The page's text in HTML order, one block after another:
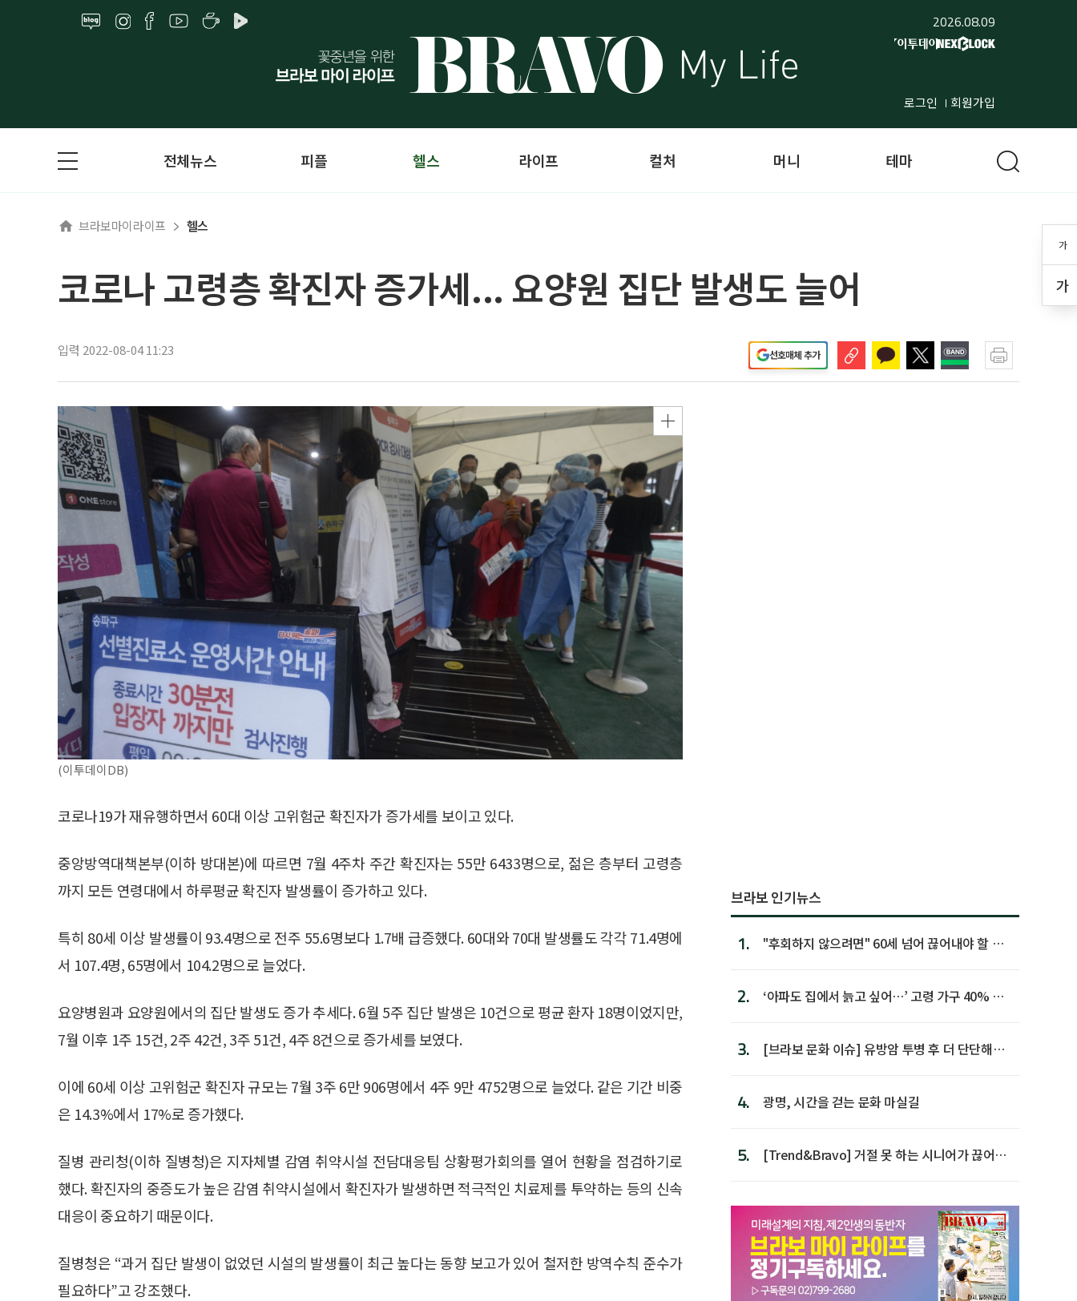
2026.08.09
로그인 회원가입
가
가
전체뉴스 피플 헬스 라이프 컬처 머니 테마
브라보마이라이프 헬스
코로나 고령층 확진자 증가세... 요양원 집단 발생도 늘어
입력 2022-08-04 11:23 선호매체 추가
(이투데이DB)
코로나19가 재유행하면서 60대 이상 고위험군 확진자가 증가세를 보이고 있다.
중앙방역대책본부(이하 방대본)에 따르면 7월 4주차 주간 확진자는 55만 6433명으로, 젊은 층부터 고령층
까지 모든 연령대에서 하루평균 확진자 발생률이 증가하고 있다.
특히 80세 이상 발생률이 93.4명으로 전주 55.6명보다 1.7배 급증했다. 60대와 70대 발생률도 각각 71.4명에
서 107.4명, 65명에서 104.2명으로 늘었다.
요양병원과 요양원에서의 집단 발생도 증가 추세다. 6월 5주 집단 발생은 10건으로 평균 환자 18명이었지만,
7월 이후 1주 15건, 2주 42건, 3주 51건, 4주 8건으로 증가세를 보였다.
이에 60세 이상 고위험군 확진자 규모는 7월 3주 6만 906명에서 4주 9만 4752명으로 늘었다. 같은 기간 비중
은 14.3%에서 17%로 증가했다.
질병 관리청(이하 질병청)은 지자체별 감염 취약시설 전담대응팀 상황평가회의를 열어 현황을 점검하기로
했다. 확진자의 중증도가 높은 감염 취약시설에서 확진자가 발생하면 적극적인 치료제를 투약하는 등의 신속
대응이 중요하기 때문이다.
질병청은 “과거 집단 발생이 없었던 시설의 발생률이 최근 높다는 동향 보고가 있어 철저한 방역수칙 준수가
필요하다”고 강조했다.
브라보 인기뉴스
1.
"후회하지 않으려면" 60세 넘어 끊어내야 할 사
2.
‘아파도 집에서 늙고 싶어…’ 고령 가구 40% 노
3.
[브라보 문화 이슈] 유방암 투병 후 더 단단해진
4. 광명, 시간을 걷는 문화 마실길
5.
[Trend&Bravo] 거절 못 하는 시니어가 끊어야